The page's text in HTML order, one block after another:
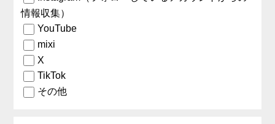
情報収集）
YouTube
mixi
X
TikTok
その他